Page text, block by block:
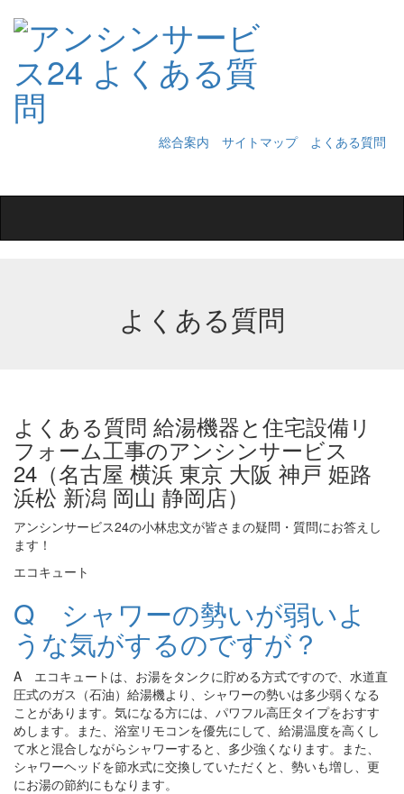
総合案内 サイトマップ
よくある質問
よくある質問
よくある質問 給湯機器と住宅設備リ
フォーム工事のアンシンサービス
24（名古屋 横浜 東京 大阪 神戸 姫路
浜松 新潟 岡山 静岡店）
アンシンサービス24の小林忠文が皆さまの疑問・質問にお答えし
ます！
エコキュート
Q シャワーの勢いが弱いよ
うな気がするのですが？
A エコキュートは、お湯をタンクに貯める方式ですので、水道直
圧式のガス（石油）給湯機より、シャワーの勢いは多少弱くなる
ことがあります。気になる方には、パワフル高圧タイプをおすす
めします。また、浴室リモコンを優先にして、給湯温度を高くし
て水と混合しながらシャワーすると、多少強くなります。また、
シャワーヘッドを節水式に交換していただくと、勢いも増し、更
にお湯の節約にもなります。